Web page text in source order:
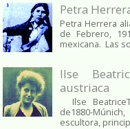
Petra
Petra Herrera
de Febrero,
mexicana. Las
Ilse
austriaca
Ilse
de1880-
escultora,